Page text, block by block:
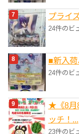
プライ
24件のビ
■新入
24件のビ
★《8月
ッチ！...
23件のビ